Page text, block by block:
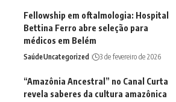
Fellowship em oftalmologia: Hospital
Bettina Ferro abre seleção para
médicos em Belém
SaúdeUncategorized 3 de fevereiro de 2026
“Amazônia Ancestral” no Canal Curta
revela saberes da cultura amazônica